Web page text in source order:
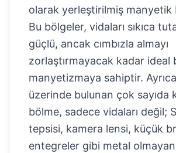
olarak yerleştirilmiş manyetik
Bu bölgeler, vidaları sıkıca
güçlü, ancak cımbızla almayı
zorlaştırmayacak kadar ideal
manyetizmaya sahiptir.
üzerinde bulunan çok sayıda
bölme, sadece vidaları değil;
tepsisi, kamera lensi, küçük
entegreler gibi metal olmayan